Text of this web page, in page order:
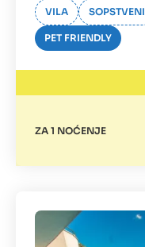
VILA SOPSTVENI
PET FRIENDLY
ZA 1 NOĆENJE